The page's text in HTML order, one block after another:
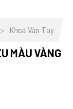
> Khoá Vân Tay
MÀU VÀNG